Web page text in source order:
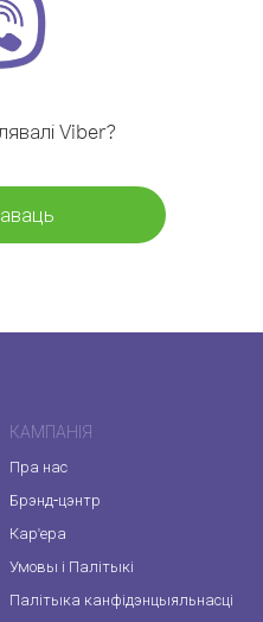
Viber?
КАМПАНІЯ
Пра нас
Брэнд-цэнтр
Кар'ера
Умовы і Палітыкі
Палітыка канфідэнцыяльнасці